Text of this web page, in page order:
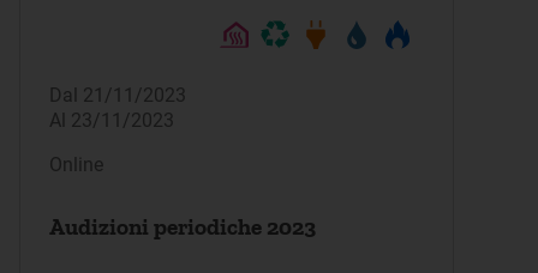
Dal 21/11/2023
Al 23/11/2023
Online
Audizioni periodiche 2023